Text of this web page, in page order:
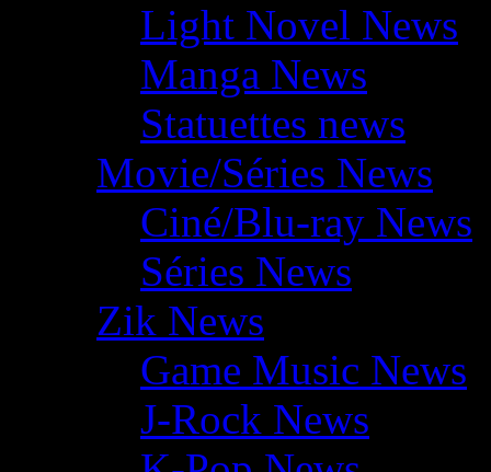
Light Novel News
Manga News
Statuettes news
Movie/Séries News
Ciné/Blu-ray News
Séries News
Zik News
Game Music News
J-Rock News